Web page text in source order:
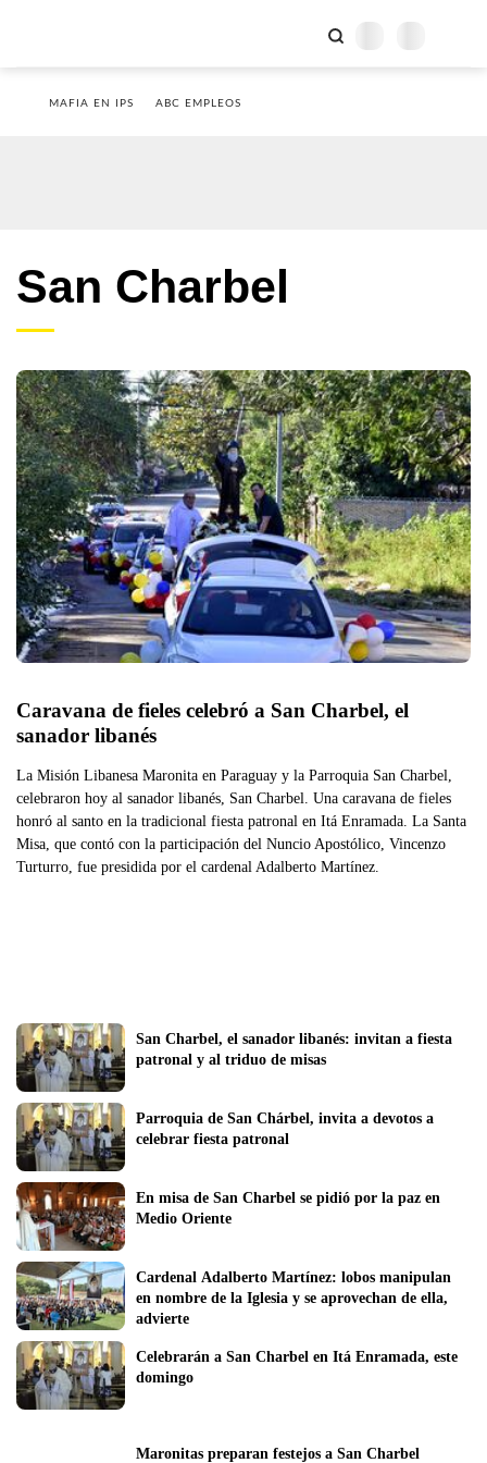
MAFIA EN IPS ABC EMPLEOS
San Charbel
Caravana de fieles celebró a San Charbel, el
sanador libanés
La Misión Libanesa Maronita en Paraguay y la Parroquia San Charbel,
celebraron hoy al sanador libanés, San Charbel. Una caravana de fieles
honró al santo en la tradicional fiesta patronal en Itá Enramada. La Santa
Misa, que contó con la participación del Nuncio Apostólico, Vincenzo
Turturro, fue presidida por el cardenal Adalberto Martínez.
San Charbel, el sanador libanés: invitan a fiesta
patronal y al triduo de misas
Parroquia de San Chárbel, invita a devotos a
celebrar fiesta patronal
En misa de San Charbel se pidió por la paz en
Medio Oriente
Cardenal Adalberto Martínez: lobos manipulan
en nombre de la Iglesia y se aprovechan de ella,
advierte
Celebrarán a San Charbel en Itá Enramada, este
domingo
Maronitas preparan festejos a San Charbel